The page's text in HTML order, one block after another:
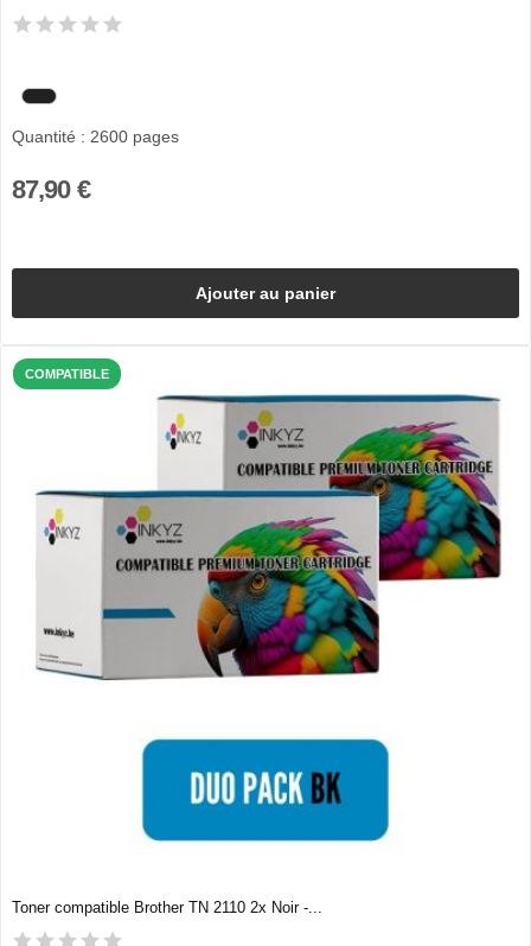
Quantité : 2600 pages
87,90 €
Ajouter au panier
COMPATIBLE
Toner compatible Brother TN 2110 2x Noir -...